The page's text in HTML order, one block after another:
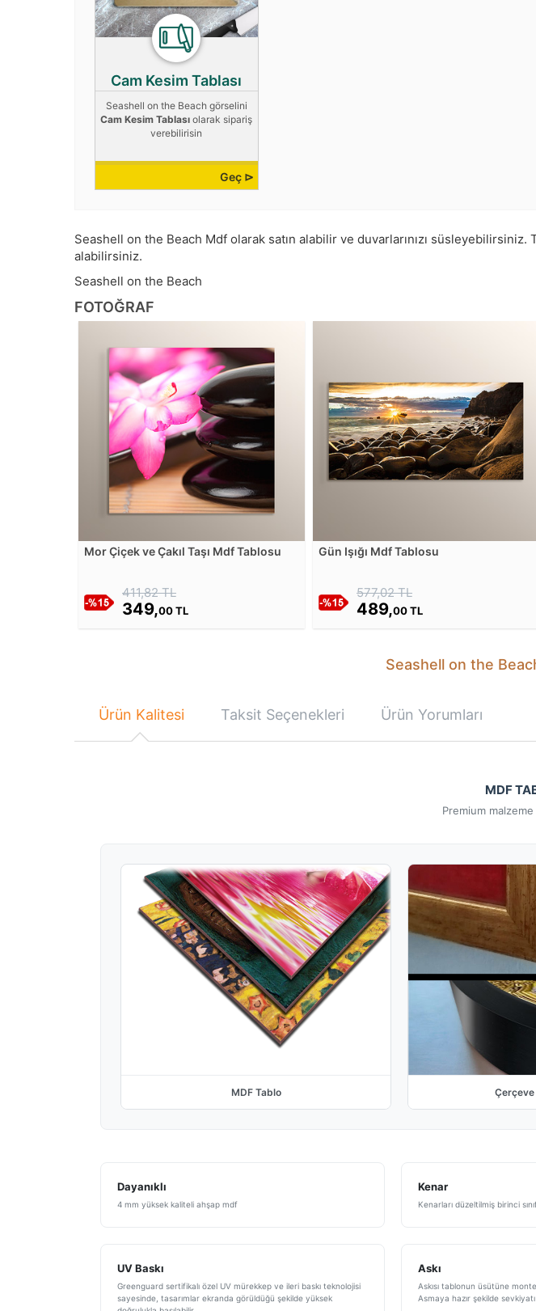
Cam Kesim Tablası
Seashell on the Beach görselini
Cam Kesim Tablası olarak sipariş
verebilirisin
Geç ⊳
Seashell on the Beach Mdf olarak satın alabilir ve duvarlarınızı süsleyebilirsiniz.
alabilirsiniz.
Seashell on the Beach
FOTOĞRAF
Mor Çiçek ve Çakıl Taşı Mdf Tablosu
411,82 TL
349,00 TL
Gün Işığı Mdf Tablosu
577,02 TL
489,00 TL
Seashell on the
Ürün Kalitesi Taksit Seçenekleri Ürün Yorumları
MDF
Premium
MDF Tablo
Dayanıklı
4 mm yüksek kaliteli ahşap mdf
Kenar
Kenarları düzeltilmiş birinci
UV Baskı
Greenguard sertifikalı özel UV mürekkep ve ileri baskı teknolojisi
sayesinde, tasarımlar ekranda görüldüğü şekilde yüksek
Askı
Askısı tablonun üsütüne
Asmaya hazır şekilde sevkiyatı